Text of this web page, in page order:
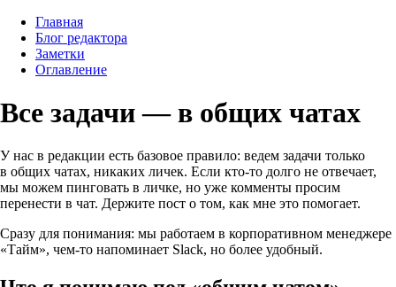
Главная
Блог редактора
Заметки
Оглавление
Все задачи — в общих чатах
У нас в редакции есть базовое правило: ведем задачи только
в общих чатах, никаких личек. Если кто-то долго не отвечает,
мы можем пинговать в личке, но уже комменты просим
перенести в чат. Держите пост о том, как мне это помогает.
Сразу для понимания: мы работаем в корпоративном менеджере
«Тайм», чем-то напоминает Slack, но более удобный.